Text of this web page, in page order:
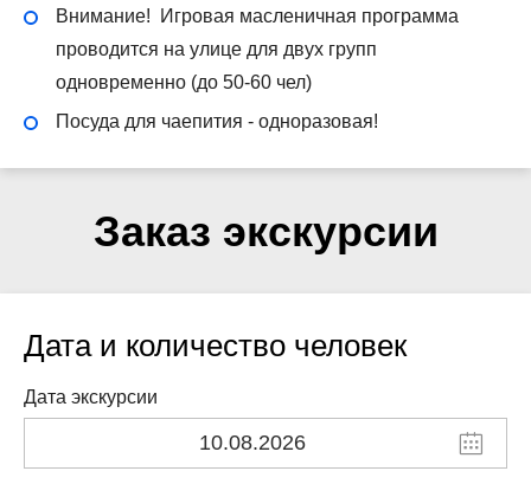
Внимание! Игровая масленичная программа
проводится на улице для двух групп
одновременно (до 50-60 чел)
Посуда для чаепития - одноразовая!
Заказ экскурсии
Дата и количество человек
Дата экскурсии